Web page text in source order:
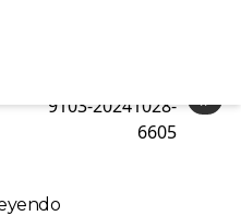
7274
»
9103-20241028-
6605